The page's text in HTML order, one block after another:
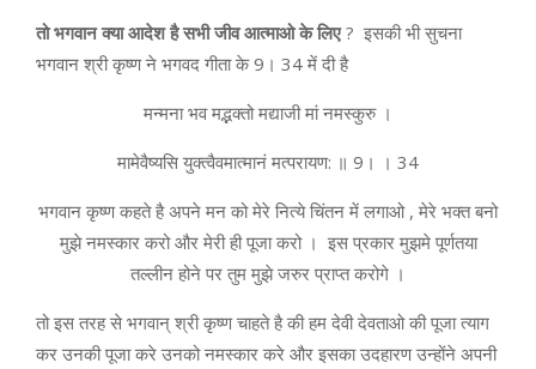
तो भगवान क्या आदेश है सभी जीव आत्माओ के लिए? इसकी भी सुचना
भगवान श्री कृष्ण ने भगवद गीता के 9। 34 में दी है
मन्मना भव मद्भ‍क्तो मद्याजी मां नमस्कुरु ।
मामेवैष्यसि युक्त्वैवमात्मानं मत्परायण: ॥ 9। । 34
भगवान कृष्ण कहते है अपने मन को मेरे नित्ये चिंतन में लगाओ , मेरे भक्त बनो
मुझे नमस्कार करो और मेरी ही पूजा करो । इस प्रकार मुझमे पूर्णतया
तल्लीन होने पर तुम मुझे जरुर प्राप्त करोगे ।
तो इस तरह से भगवान् श्री कृष्ण चाहते है की हम देवी देवताओ की पूजा त्याग
कर उनकी पूजा करे उनको नमस्कार करे और इसका उदहारण उन्होंने अपनी